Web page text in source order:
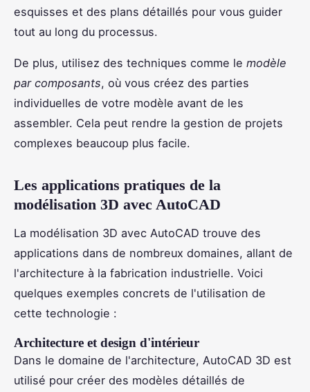
esquisses et des plans détaillés pour vous guider
tout au long du processus.
De plus, utilisez des techniques comme le modèle
par composants, où vous créez des parties
individuelles de votre modèle avant de les
assembler. Cela peut rendre la gestion de projets
complexes beaucoup plus facile.
Les applications pratiques de la
modélisation 3D avec AutoCAD
La modélisation 3D avec AutoCAD trouve des
applications dans de nombreux domaines, allant de
l'architecture à la fabrication industrielle. Voici
quelques exemples concrets de l'utilisation de
cette technologie :
Architecture et design d'intérieur
Dans le domaine de l'architecture, AutoCAD 3D est
utilisé pour créer des modèles détaillés de